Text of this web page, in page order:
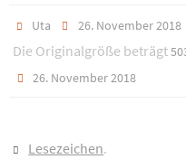
Uta 26. November 2018
Die Originalgröße beträgt
26. November 2018
Lesezeichen.